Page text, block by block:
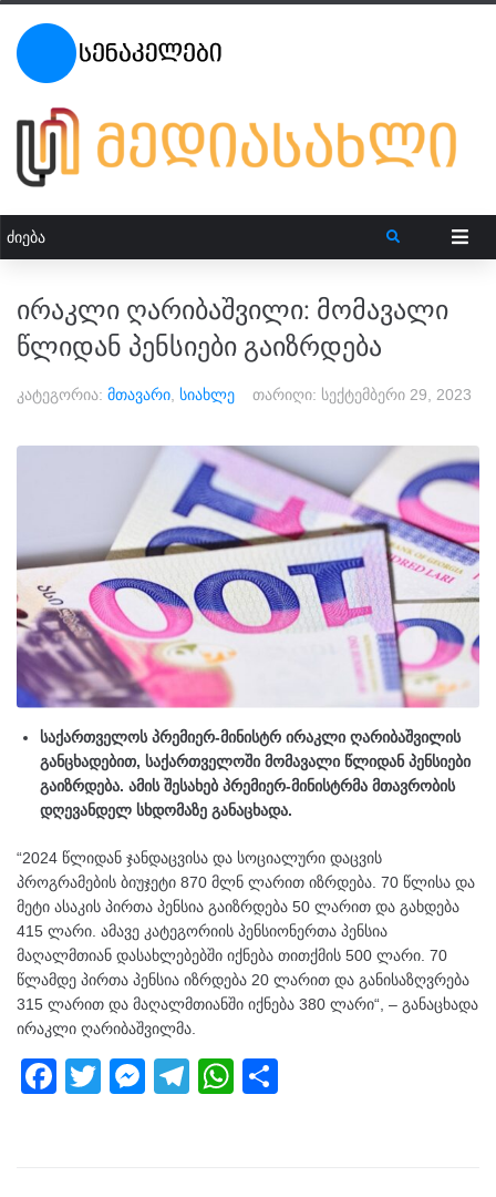
ირაკლი ღარიბაშვილი: მომავალი
წლიდან პენსიები გაიზრდება
კატეგორია: მთავარი სიახლე თარიღი: სექტემბერი 29, 2023
საქართველოს პრემიერ-მინისტრ ირაკლი ღარიბაშვილის
განცხადებით, საქართველოში მომავალი წლიდან პენსიები
გაიზრდება. ამის შესახებ პრემიერ-მინისტრმა მთავრობის
დღევანდელ სხდომაზე განაცხადა.
“2024 წლიდან ჯანდაცვისა და სოციალური დაცვის
პროგრამების ბიუჯეტი 870 მლნ ლარით იზრდება. 70 წლისა და
მეტი ასაკის პირთა პენსია გაიზრდება 50 ლარით და გახდება
415 ლარი. ამავე კატეგორიის პენსიონერთა პენსია
მაღალმთიან დასახლებებში იქნება თითქმის 500 ლარი. 70
წლამდე პირთა პენსია იზრდება 20 ლარით და განისაზღვრება
315 ლარით და მაღალმთიანში იქნება 380 ლარი“, – განაცხადა
ირაკლი ღარიბაშვილმა.
F
T
M
T
W